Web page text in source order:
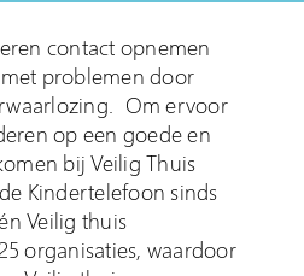
contact opnemen
problemen door
Om ervoor
op een goede en
bij Veilig Thuis
Kindertelefoon sinds
Veilig thuis
organisaties, waardoor